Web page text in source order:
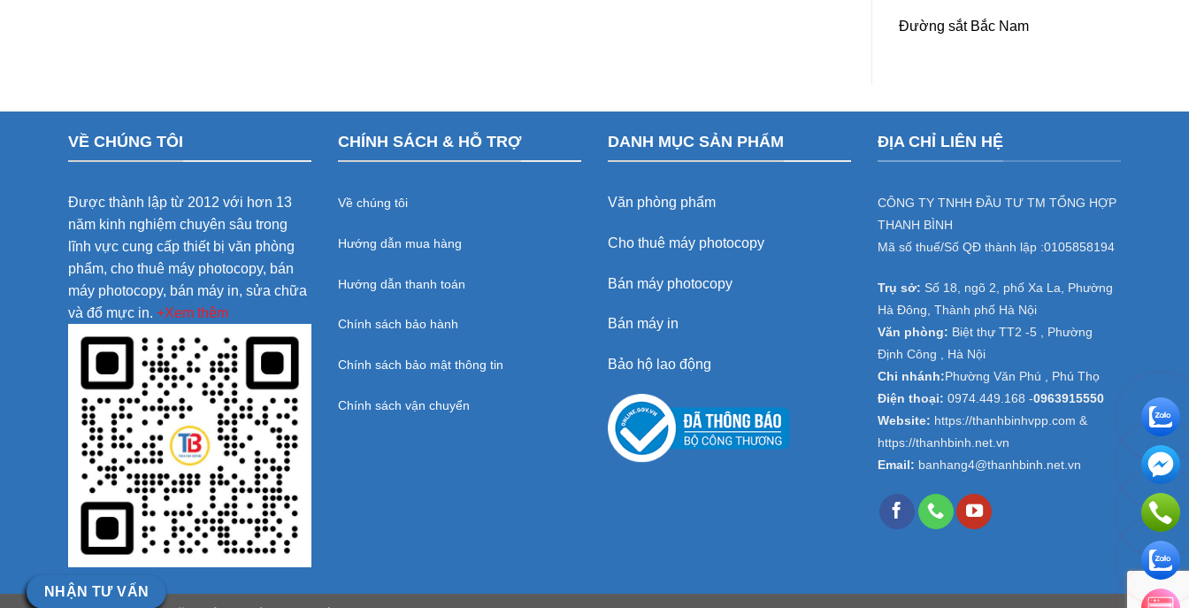
Đường sắt Bắc Nam
VỀ CHÚNG TÔI
Được thành lập từ 2012 với hơn 13
năm kinh nghiệm chuyên sâu trong
lĩnh vực cung cấp thiết bị văn phòng
phẩm, cho thuê máy photocopy, bán
máy photocopy, bán máy in, sửa chữa
và đổ mực in. +Xem thêm
CHÍNH SÁCH & HỖ TRỢ
Về chúng tôi
Hướng dẫn mua hàng
Hướng dẫn thanh toán
Chính sách bảo hành
Chính sách bảo mật thông tin
Chính sách vận chuyển
DANH MỤC SẢN PHẨM
Văn phòng phẩm
Cho thuê máy photocopy
Bán máy photocopy
Bán máy in
Bảo hộ lao động
ĐỊA CHỈ LIÊN HỆ
CÔNG TY TNHH ĐẦU TƯ TM TỔNG HỢP
THANH BÌNH
Mã số thuế/Số QĐ thành lập :0105858194
Trụ sở: Số 18, ngõ 2, phố Xa La, Phường
Hà Đông, Thành phố Hà Nội
Văn phòng: Biệt thự TT2 -5 , Phường
Định Công , Hà Nội
Chi nhánh: Phường Văn Phú , Phú Thọ
Điện thoại: 0974.449.168 -0963915550
Website: https://thanhbinhvpp.com &
https://thanhbinh.net.vn
Email: banhang4@thanhbinh.net.vn
NHẬN TƯ VẤN